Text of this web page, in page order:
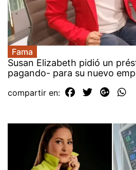
Fama
Susan Elizabeth pidió un
pagando- para su nuevo
compartir en: